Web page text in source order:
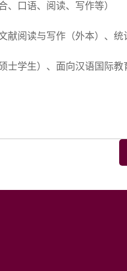
、口语、阅读、写作等）
阅读与写作（外本）、统
学生）、面向汉语国际教